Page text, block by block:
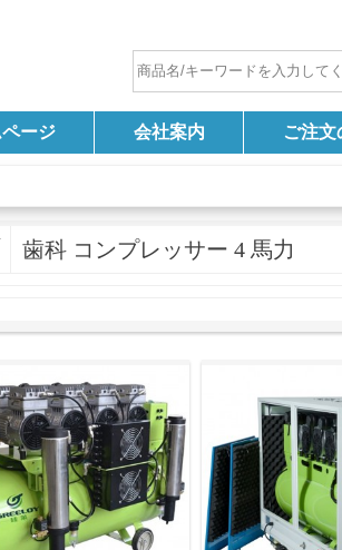
ージ 会社案内 ご注文
歯科 コンプレッサー 4 馬力